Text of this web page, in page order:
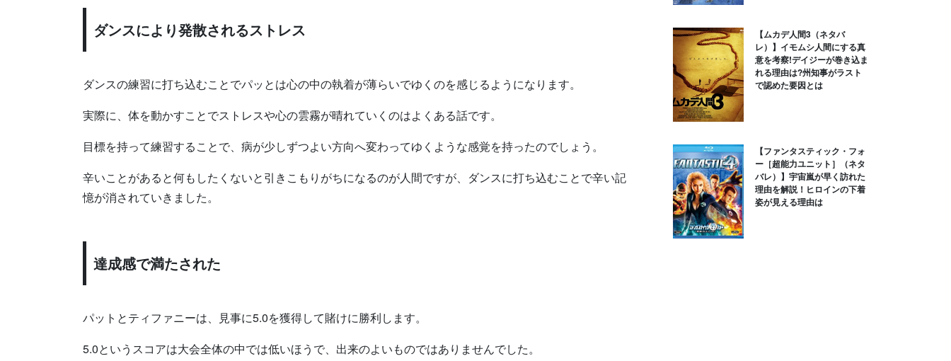
ダンスにより発散されるストレス
ダンスの練習に打ち込むことでパッとは心の中の執着が薄らいでゆくのを感じるようになります。
実際に、体を動かすことでストレスや心の雲霧が晴れていくのはよくある話です。
目標を持って練習することで、病が少しずつよい方向へ変わってゆくような感覚を持ったのでしょう。
辛いことがあると何もしたくないと引きこもりがちになるのが人間ですが、ダンスに打ち込むことで辛い記
憶が消されていきました。
達成感で満たされた
パットとティファニーは、見事に5.0を獲得して賭けに勝利します。
5.0というスコアは大会全体の中では低いほうで、出来のよいものではありませんでした。
【ムカデ人間3（ネタバ
レ）】イモムシ人間にする真
意を考察!デイジーが巻き込ま
れる理由は?州知事がラスト
で認めた要因とは
【ファンタスティック・フォ
ー［超能力ユニット］（ネタ
バレ）】宇宙嵐が早く訪れた
理由を解説！ヒロインの下着
姿が見える理由は